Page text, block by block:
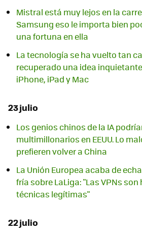
Mistral está muy lejos en la
Samsung eso le importa bien
una fortuna en ella
La tecnología se ha vuelto tan
recuperado una idea
iPhone, iPad y Mac
23 julio
Los genios chinos de la IA
multimillonarios en EEUU. Lo
prefieren volver a China
La Unión Europea acaba de
fría sobre LaLiga: "Las VPNs
técnicas legítimas"
22 julio